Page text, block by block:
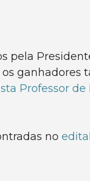
pela
ganhadores
Professor
no edital